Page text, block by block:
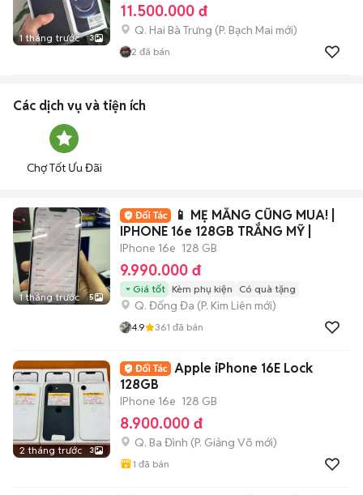
1 tháng trước 3
11.500.000 đ
Q. Hai Bà Trưng (P. Bạch Mai mới)
2 đã bán
Các dịch vụ và tiện ích
Chợ Tốt Ưu Đãi
1 tháng trước 5
📱 MẸ MẮNG CŨNG MUA! |
IPHONE 16e 128GB TRẮNG MỸ |
IPhone 16e 128 GB
9.990.000 đ
Giá tốt Kèm phụ kiện Có quà tặng
Q. Đống Đa (P. Kim Liên mới)
4.9 361 đã bán
2 tháng trước 3
Apple iPhone 16E Lock
128GB
IPhone 16e 128 GB
8.900.000 đ
Q. Ba Đình (P. Giảng Võ mới)
1 đã bán